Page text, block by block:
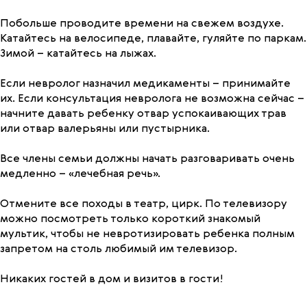
Побольше проводите времени на свежем воздухе.
Катайтесь на велосипеде, плавайте, гуляйте по паркам.
Зимой – катайтесь на лыжах.
Если невролог назначил медикаменты – принимайте
их. Если консультация невролога не возможна сейчас –
начните давать ребенку отвар успокаивающих трав
или отвар валерьяны или пустырника.
Все члены семьи должны начать разговаривать очень
медленно – «лечебная речь».
Отмените все походы в театр, цирк. По телевизору
можно посмотреть только короткий знакомый
мультик, чтобы не невротизировать ребенка полным
запретом на столь любимый им телевизор.
Никаких гостей в дом и визитов в гости!